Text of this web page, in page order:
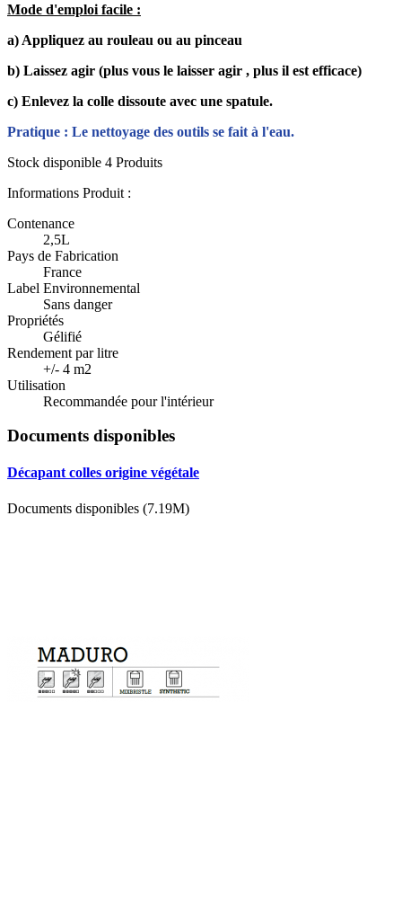
Mode d'emploi facile :
a) Appliquez au rouleau ou au pinceau
b) Laissez agir (plus vous le laisser agir , plus il est efficace)
c) Enlevez la colle dissoute avec une spatule.
Pratique : Le nettoyage des outils se fait à l'eau.
Stock disponible 4 Produits
Informations Produit :
Contenance
2,5L
Pays de Fabrication
France
Label Environnemental
Sans danger
Propriétés
Gélifié
Rendement par litre
+/- 4 m2
Utilisation
Recommandée pour l'intérieur
Documents disponibles
Décapant colles origine végétale
Documents disponibles (7.19M)